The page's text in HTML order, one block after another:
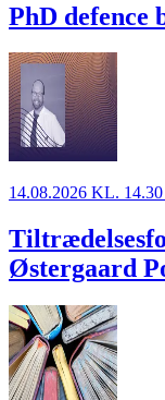
PhD defence
14.08.2026 KL.
Østergaard